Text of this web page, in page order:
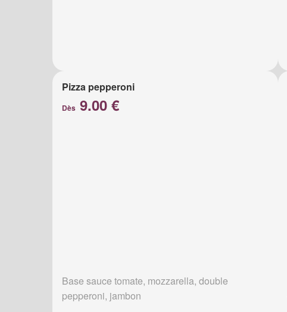
Pizza pepperoni
Dès 9.00 €
Base sauce tomate, mozzarella, double
pepperoni, jambon